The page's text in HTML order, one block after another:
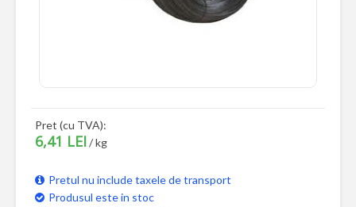
Pret (cu TVA):
6,41 LEI/ kg
Pretul nu include taxele de transport
Produsul este in stoc